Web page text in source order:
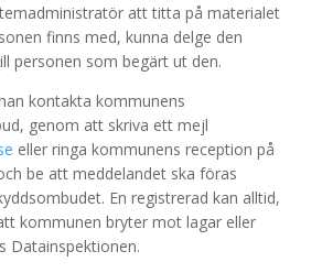
att titta på materialet
finns med, kunna delge den
personen som begärt ut den.
kontakta kommunens
genom att skriva ett mejl
eller ringa kommunens reception på
be att meddelandet ska föras
En registrerad kan alltid,
kommunen bryter mot lagar eller
Datainspektionen.